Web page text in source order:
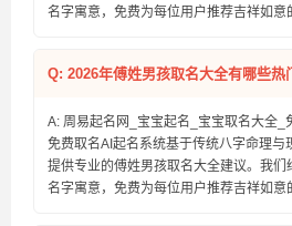
名字寓意，免费为每位用户推荐吉祥如意
Q: 2026年傅姓男孩取名大全有哪些热
A: 周易起名网_宝宝起名_宝宝取名大全_
免费取名AI起名系统基于传统八字命理与
提供专业的傅姓男孩取名大全建议。我们
名字寓意，免费为每位用户推荐吉祥如意